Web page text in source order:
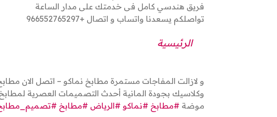
فريق هندسي كامل فى خدمتك على مدار الساعة
تواصلكم يسعدنا واتساب و اتصال +966552765297
الرئيسية
و لازالت المفاجات مستمرة مطابخ نماكو – اتصل الان
وكلاسيك بجودة المانية أحدث التصميمات العصرية
موضة #مطابخ #نماكو #الرياض #مطابخ